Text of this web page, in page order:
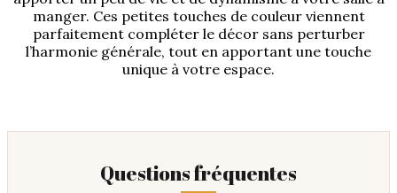
manger. Ces petites touches de couleur viennent
parfaitement compléter le décor sans perturber
l’harmonie générale, tout en apportant une touche
unique à votre espace.
Questions fréquentes